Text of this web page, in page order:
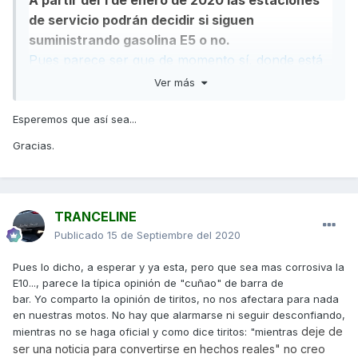
de servicio podrán decidir si siguen
suministrando gasolina E5 o no.
Pues parece ser que de momento sí, donde está
para el motor.
Me da la impresión de que eso puede ser un
denominación que en teoría obligan a introducir
gasolinas actuales un 10% de Etanol ( por eso lo
E-10), teóricamente contamina menos al llevar
menos combustibles fósiles en la mezcla, sirve a
su vez de aditivo para aumentar el octanaje de la
gasolina, eliminando otros más contaminantes y
seguramente más costosos de elaborar, para que
haga mejor efecto en los motores modernos la
Ver más
Esperemos que así sea...
Gracias.
TRANCELINE
Publicado 15 de Septiembre del 2020
Pues lo dicho, a esperar y ya esta, pero que sea mas corrosiva la
E10..., parece la típica opinión de "cuñao" de barra de
bar. Yo comparto la opinión de tiritos, no nos afectara para nada
en nuestras motos. No hay que alarmarse ni seguir desconfiando,
mientras no se haga oficial y como dice tiritos: "mientras deje de
ser una noticia para convertirse en hechos reales" no creo